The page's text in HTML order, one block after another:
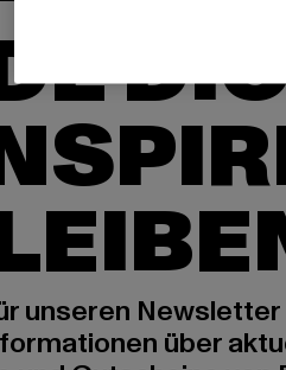
unseren Newsletter
über